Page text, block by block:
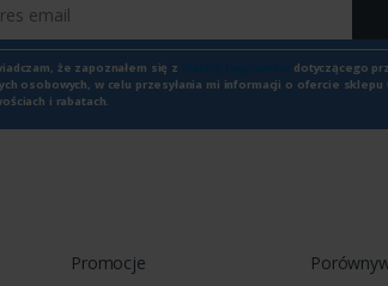
że zapoznałem się z
dotyczącego
osobowych, w celu przesyłania mi informacji o ofercie sklepu
i rabatach.
Promocje